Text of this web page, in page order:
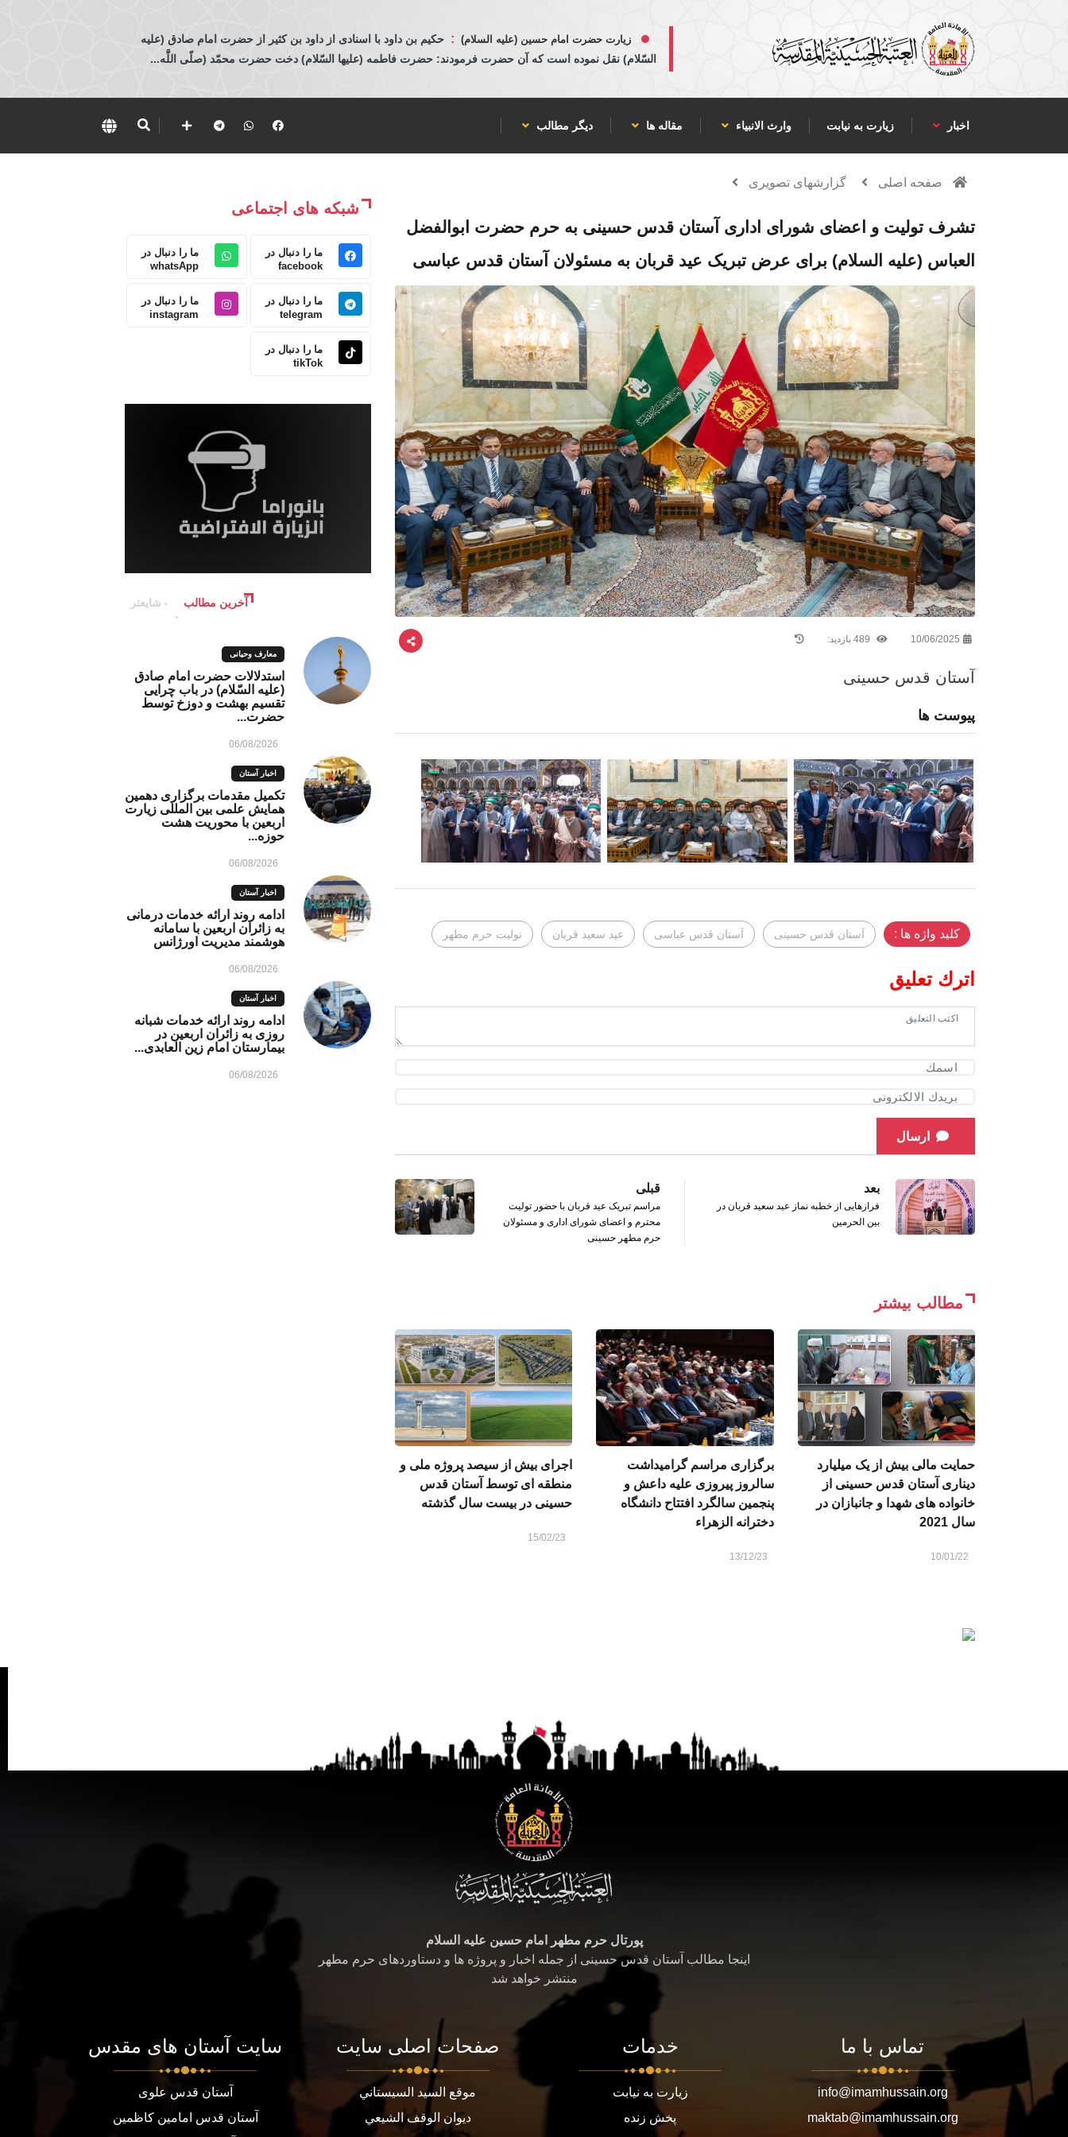
زیارت حضرت امام حسین (علیه السلام) : حكيم بن داود با اسنادی از داود بن كثير از حضرت امام صادق (عليه
السّلام) نقل نموده است كه آن حضرت فرمودند: حضرت فاطمه (عليها السّلام) دخت حضرت محمّد (صلّى اللَّه...
اخبار زیارت به نیابت وارث الانبياء مقاله ها دیگر مطالب
صفحه اصلی گزارشهای تصویری
تشرف تولیت و اعضای شورای اداری آستان قدس حسینی به حرم حضرت ابوالفضل
العباس (علیه‌ السلام) برای عرض تبریک عید قربان به مسئولان آستان قدس عباسی
10/06/2025
آستان قدس حسینی
پیوست ها
کلید واژه ها : آستان قدس حسینی آستان قدس عباسی عید سعید قربان تولیت حرم مطهر
اترك تعليق
ارسال
قبلی
مراسم تبریک عید قربان با حضور تولیت
محترم و اعضای شورای اداری و مسئولان
حرم مطهر حسینی
بعد
فرازهایی از خطبه نماز عید سعید قربان در
بین الحرمین
مطالب بیشتر
حمایت مالی بیش از یک میلیارد
دیناری آستان قدس حسینی از
خانواده های شهدا و جانبازان در
سال 2021
10/01/22
برگزاری مراسم گرامیداشت
سالروز پیروزی علیه داعش و
پنجمین سالگرد افتتاح دانشگاه
دخترانه الزهراء
13/12/23
اجرای بیش از سیصد پروژه ملی و
منطقه ای توسط آستان قدس
حسینی در بیست سال گذشته
15/02/23
شبکه های اجتماعی
ما را دنبال در
facebook
ما را دنبال در
whatsApp
ما را دنبال در
telegram
ما را دنبال در
instagram
ما را دنبال در
tikTok
آخرین مطالب شایعتر
معارف وحیانی
استدلالات حضرت امام صادق
(علیه السّلام) در باب چرایی
تقسیم بهشت و دوزخ توسط
حضرت...
06/08/2026
اخبار آستان
تکمیل مقدمات برگزاری دهمین
همایش علمی بین المللی زیارت
اربعین با محوریت هشت
حوزه...
06/08/2026
اخبار آستان
ادامه روند ارائه خدمات درمانی
به زائران اربعین با سامانه
هوشمند مدیریت اورژانس
06/08/2026
اخبار آستان
ادامه روند ارائه خدمات شبانه
روزی به زائران اربعین در
بیمارستان امام زین العابدی...
06/08/2026
پورتال حرم مطهر امام حسین علیه السلام
اینجا مطالب آستان قدس حسینی از جمله اخبار و پروژه ها و دستاوردهای حرم مطهر
منتشر خواهد شد
تماس با ما
info@imamhussain.org
maktab@imamhussain.org
خدمات
زیارت به نیابت
پخش زنده
صفحات اصلی سایت
موقع السيد السيستاني
ديوان الوقف الشيعي
سایت آستان های مقدس
آستان قدس علوی
آستان قدس امامین کاظمین